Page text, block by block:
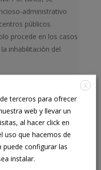
administrativo
públicos.
procede en los casos
inhabilitación del
exigencia de
plazo de ejercicio de
las consecuencias o
ello, en estos casos
posible
. De este
plazos de
actuaciones
X
terceros para ofrecer
web y llevar un
al hacer click en
uso que hacemos de
puede configurar las
instalar.